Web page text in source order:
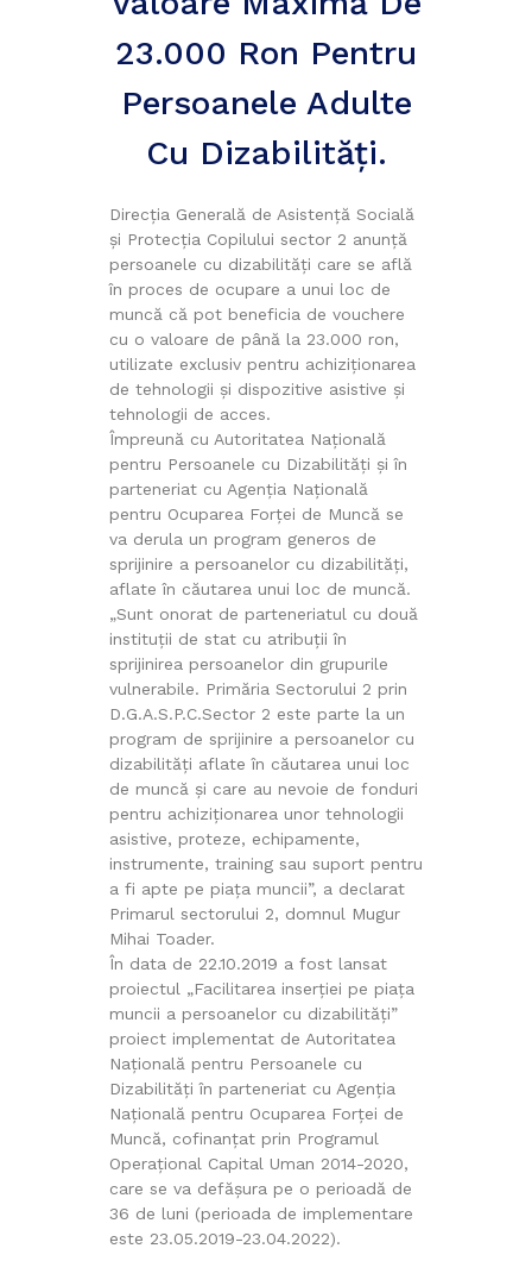
23.000 Ron Pentru
Persoanele Adulte
Cu Dizabilități.
Direcția Generală de Asistență Socială
și Protecția Copilului sector 2 anunță
persoanele cu dizabilități care se află
în proces de ocupare a unui loc de
muncă că pot beneficia de vouchere
cu o valoare de până la 23.000 ron,
utilizate exclusiv pentru achiziționarea
de tehnologii și dispozitive asistive și
tehnologii de acces.
Împreună cu Autoritatea Națională
pentru Persoanele cu Dizabilități și în
parteneriat cu Agenția Națională
pentru Ocuparea Forței de Muncă se
va derula un program generos de
sprijinire a persoanelor cu dizabilități,
aflate în căutarea unui loc de muncă.
„Sunt onorat de parteneriatul cu două
instituții de stat cu atribuții în
sprijinirea persoanelor din grupurile
vulnerabile. Primăria Sectorului 2 prin
D.G.A.S.P.C.Sector 2 este parte la un
program de sprijinire a persoanelor cu
dizabilități aflate în căutarea unui loc
de muncă și care au nevoie de fonduri
pentru achiziționarea unor tehnologii
asistive, proteze, echipamente,
instrumente, training sau suport pentru
a fi apte pe piața muncii”, a declarat
Primarul sectorului 2, domnul Mugur
Mihai Toader.
În data de 22.10.2019 a fost lansat
proiectul „Facilitarea inserției pe piața
muncii a persoanelor cu dizabilități”
proiect implementat de Autoritatea
Națională pentru Persoanele cu
Dizabilități în parteneriat cu Agenția
Națională pentru Ocuparea Forței de
Muncă, cofinanțat prin Programul
Operațional Capital Uman 2014-2020,
care se va defășura pe o perioadă de
36 de luni (perioada de implementare
este 23.05.2019-23.04.2022).